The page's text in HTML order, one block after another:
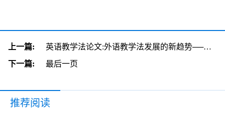
上一篇:
英语教学法论文:外语教学法发展的新趋势──热点问题的冷静思考
下一篇:
最后一页
推荐阅读